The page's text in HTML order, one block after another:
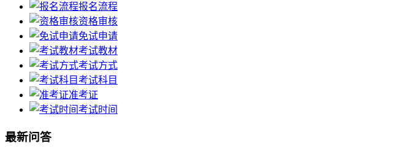
报名流程
资格审核
免试申请
考试教材
考试方式
考试科目
准考证
考试时间
最新问答